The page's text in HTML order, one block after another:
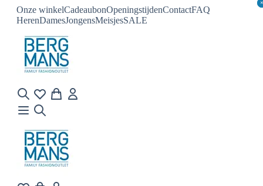
Onze winkelCadeaubonOpeningstijdenContactFAQ
HerenDamesJongensMeisjesSALE
×
×